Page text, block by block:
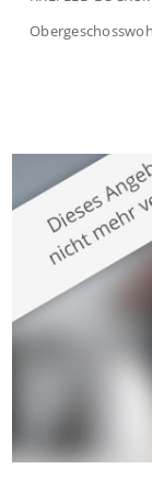
großzügige
modernen
verbindet. Der […]